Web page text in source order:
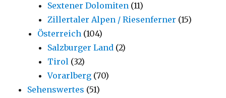
Sextener Dolomiten (11)
Zillertaler Alpen / Riesenferner (15)
Österreich (104)
Salzburger Land (2)
Tirol (32)
Vorarlberg (70)
Sehenswertes (51)